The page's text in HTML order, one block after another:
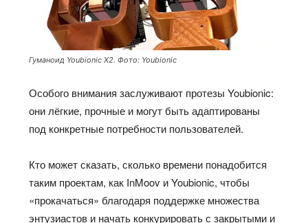
Гуманоид Youbionic X2. Фото: Youbionic
Особого внимания заслуживают протезы Youbionic:
они лёгкие, прочные и могут быть адаптированы
под конкретные потребности пользователей.
Кто может сказать, сколько времени понадобится
таким проектам, как InMoov и Youbionic, чтобы
«прокачаться» благодаря поддержке множества
энтузиастов и начать конкурировать с закрытыми и